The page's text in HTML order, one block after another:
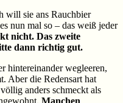
will sie ans Rauchbier
nun mal so – das weiß jeder
nicht. Das zweite
dann richtig gut.
hintereinander wegleeren,
Aber die Redensart hat
anders schmeckt als
Manchen